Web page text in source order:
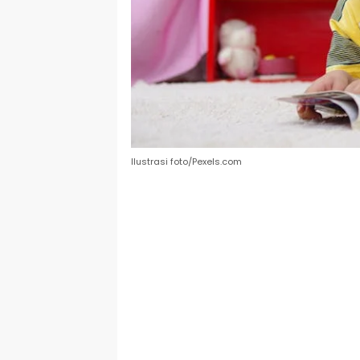
Ilustrasi foto/Pexels.com